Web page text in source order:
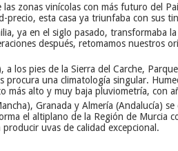
las zonas vinícolas con más futuro del
esta casa ya triunfaba con sus
ya en el siglo pasado, transformaba
después, retomamos nuestros
los pies de la Sierra del Carche,
una climatología singular.
alto y muy baja pluviometría, con
Granada y Almería (Andalucía)
el altiplano de la Región de Murcia
uvas de calidad excepcional.